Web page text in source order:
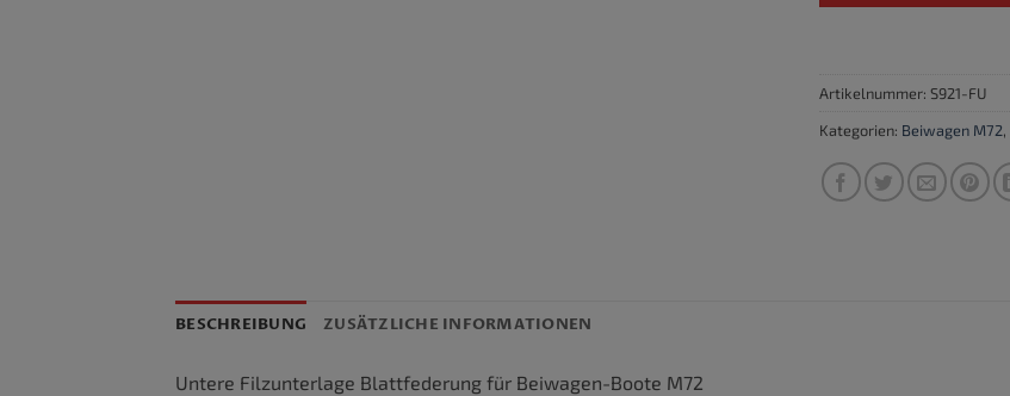
Artikelnummer: S921-FU
Kategorien: Beiwagen M72,
BESCHREIBUNG ZUSÄTZLICHE INFORMATIONEN
Untere Filzunterlage Blattfederung für Beiwagen-Boote M72